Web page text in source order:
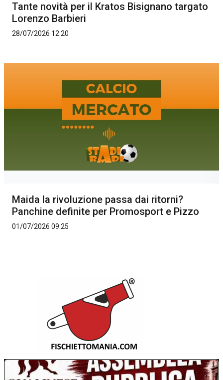
Tante novità per il Kratos Bisignano targato
Lorenzo Barbieri
28/07/2026 12:20
Maida la rivoluzione passa dai ritorni?
Panchine definite per Promosport e Pizzo
01/07/2026 09:25